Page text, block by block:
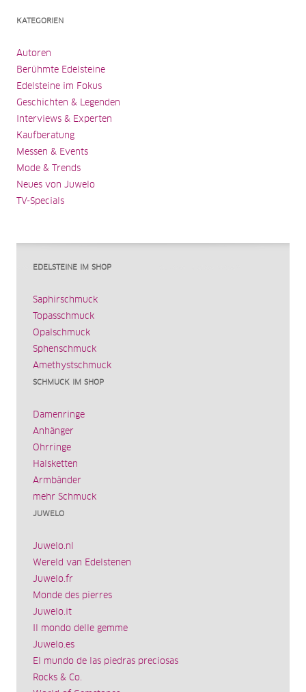
KATEGORIEN
Autoren
Berühmte Edelsteine
Edelsteine im Fokus
Geschichten & Legenden
Interviews & Experten
Kaufberatung
Messen & Events
Mode & Trends
Neues von Juwelo
TV-Specials
EDELSTEINE IM SHOP
Saphirschmuck
Topasschmuck
Opalschmuck
Sphenschmuck
Amethystschmuck
SCHMUCK IM SHOP
Damenringe
Anhänger
Ohrringe
Halsketten
Armbänder
mehr Schmuck
JUWELO
Juwelo.nl
Wereld van Edelstenen
Juwelo.fr
Monde des pierres
Juwelo.it
Il mondo delle gemme
Juwelo.es
El mundo de las piedras preciosas
Rocks & Co.